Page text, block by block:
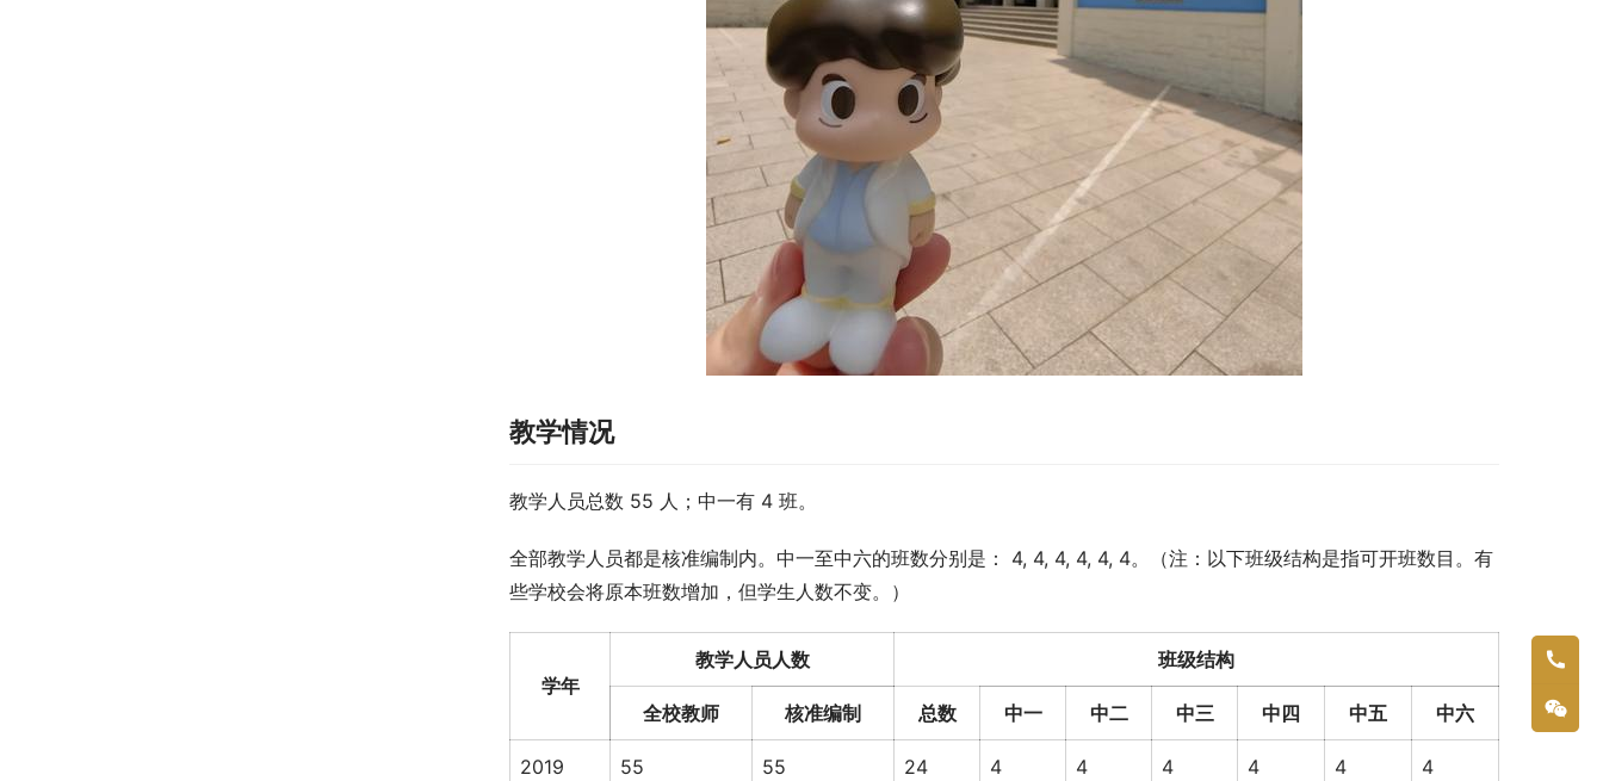
教学情况
教学人员总数 55 人；中一有 4 班。
全部教学人员都是核准编制内。中一至中六的班数分别是： 4, 4, 4, 4, 4, 4。（注：以下班级结构是指可开班数目。有
些学校会将原本班数增加，但学生人数不变。）
学年
教学人员人数 班级结构
全校教师 核准编制 总数 中一 中二 中三 中四 中五 中六
2019 55 55 24 4 4 4 4 4 4